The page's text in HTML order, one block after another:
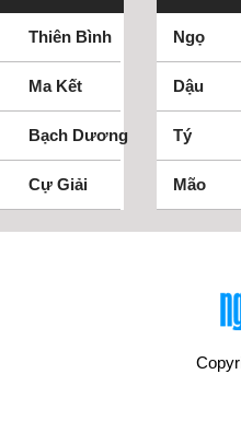
Thiên Bình
Ma Kết
Bạch Dương
Cự Giải
Ngọ
Dậu
Tý
Mão